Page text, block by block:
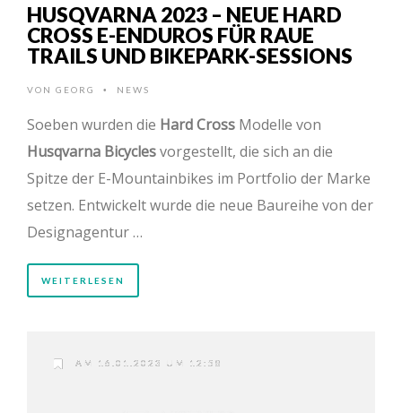
HUSQVARNA 2023 – NEUE HARD
CROSS E-ENDUROS FÜR RAUE
TRAILS UND BIKEPARK-SESSIONS
VON GEORG • NEWS
Soeben wurden die Hard Cross Modelle von
Husqvarna Bicyclesvorgestellt, die sich an die
Spitze der E-Mountainbikes im Portfolio der Marke
setzen. Entwickelt wurde die neue Baureihe von der
Designagentur …
WEITERLESEN
AM 16.01.2023 UM 12:58